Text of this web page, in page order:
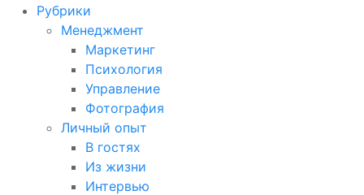
Рубрики
Менеджмент
Маркетинг
Психология
Управление
Фотография
Личный опыт
В гостях
Из жизни
Интервью